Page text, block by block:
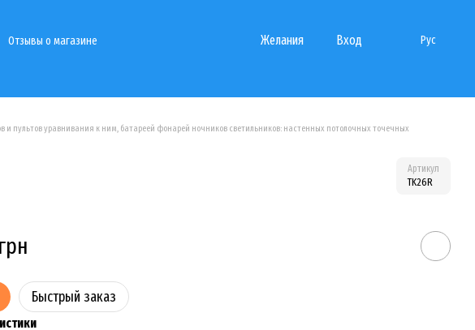
Отзывы о магазине Желания Вход Рус
пультов уравнивания к ним, батареей фонарей ночников светильников: настенных потолочных точечных
Артикул
TK26R
Быстрый заказ